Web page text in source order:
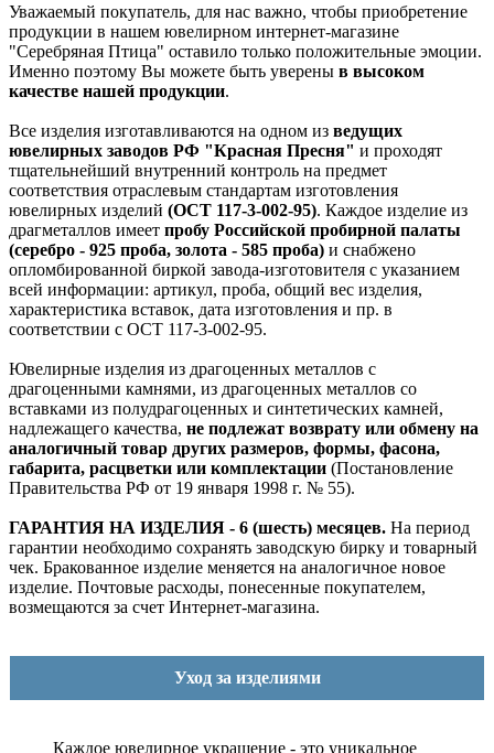
Уважаемый покупатель, для нас важно, чтобы приобретение
продукции в нашем ювелирном интернет-магазине
"Серебряная Птица" оставило только положительные эмоции.
Именно поэтому Вы можете быть уверены в высоком
качестве нашей продукции.
Все изделия изготавливаются на одном из ведущих
ювелирных заводов РФ "Красная Пресня" и проходят
тщательнейший внутренний контроль на предмет
соответствия отраслевым стандартам изготовления
ювелирных изделий (ОСТ 117-3-002-95). Каждое изделие из
драгметаллов имеет пробу Российской пробирной палаты
(серебро - 925 проба, золота - 585 проба) и снабжено
опломбированной биркой завода-изготовителя с указанием
всей информации: артикул, проба, общий вес изделия,
характеристика вставок, дата изготовления и пр. в
соответствии с ОСТ 117-3-002-95.
Ювелирные изделия из драгоценных металлов с
драгоценными камнями, из драгоценных металлов со
вставками из полудрагоценных и синтетических камней,
надлежащего качества, не подлежат возврату или обмену на
аналогичный товар других размеров, формы, фасона,
габарита, расцветки или комплектации (Постановление
Правительства РФ от 19 января 1998 г. № 55).
ГАРАНТИЯ НА ИЗДЕЛИЯ - 6 (шесть) месяцев. На период
гарантии необходимо сохранять заводскую бирку и товарный
чек. Бракованное изделие меняется на аналогичное новое
изделие. Почтовые расходы, понесенные покупателем,
возмещаются за счет Интернет-магазина.
Уход за изделиями
Каждое ювелирное украшение - это уникальное